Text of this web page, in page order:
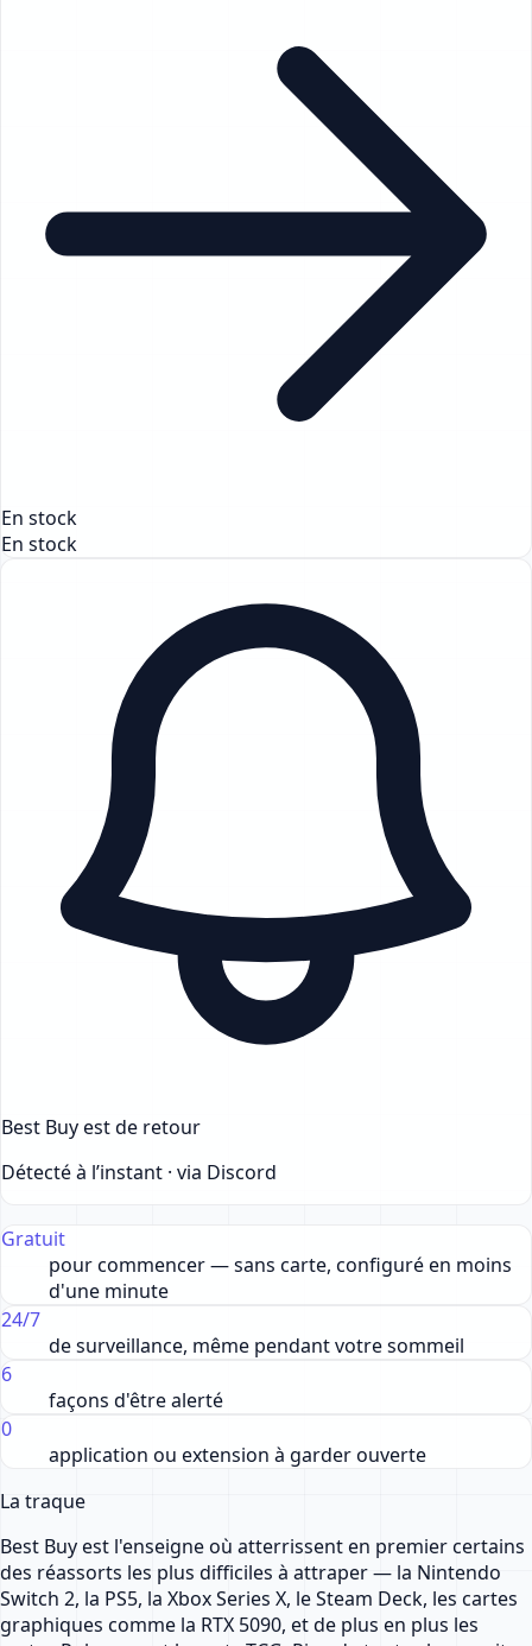
En stock
En stock
Best Buy est de retour
Détecté à l’instant · via Discord
Gratuit
pour commencer — sans carte, configuré en moins
d'une minute
24/7
de surveillance, même pendant votre sommeil
6
façons d'être alerté
0
application ou extension à garder ouverte
La traque
Best Buy est l'enseigne où atterrissent en premier certains
des réassorts les plus difficiles à attraper — la Nintendo
Switch 2, la PS5, la Xbox Series X, le Steam Deck, les cartes
graphiques comme la RTX 5090, et de plus en plus les